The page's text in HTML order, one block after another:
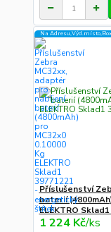
Na
Příslušenství
baterií
ELEKTRO
1 224 Kč/ks